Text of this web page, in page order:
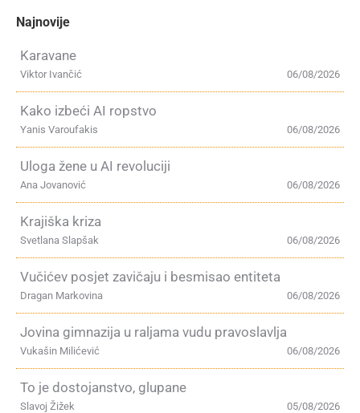
Najnovije
Karavane
06/08/2026
Viktor Ivančić
Kako izbeći AI ropstvo
06/08/2026
Yanis Varoufakis
Uloga žene u AI revoluciji
06/08/2026
Ana Jovanović
Krajiška kriza
06/08/2026
Svetlana Slapšak
Vučićev posjet zavičaju i besmisao entiteta
06/08/2026
Dragan Markovina
Jovina gimnazija u raljama vudu pravoslavlja
06/08/2026
Vukašin Milićević
To je dostojanstvo, glupane
05/08/2026
Slavoj Žižek